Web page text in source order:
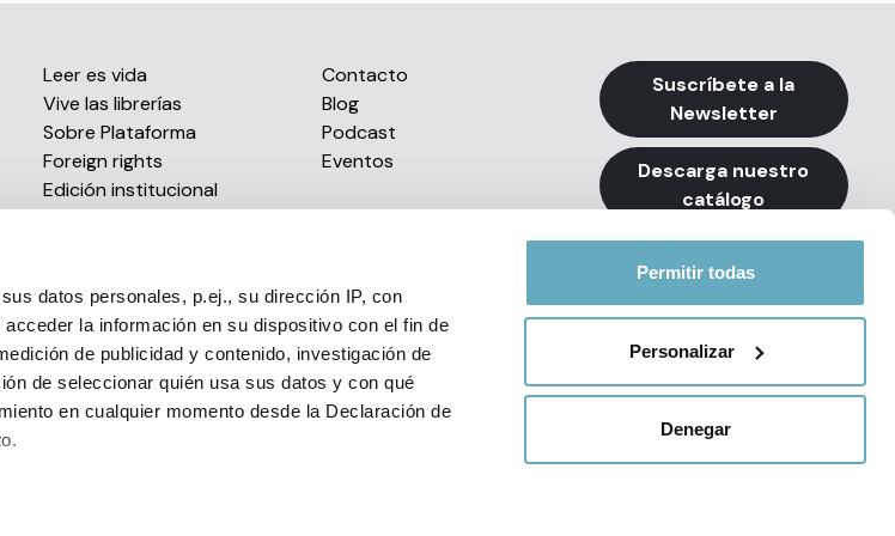
datos personales, p.ej., su dirección IP, con
la información en su dispositivo con el fin de
de publicidad y contenido, investigación de
de seleccionar quién usa sus datos y con qué
en cualquier momento desde la Declaración de
Permitir todas
Personalizar
Denegar
Leer es vida
Vive las librerías
Sobre Plataforma
Foreign rights
Edición institucional
Envío de manuscritos
Premios literarios
Contacto
Blog
Podcast
Eventos
Suscríbete a la
Newsletter
Descarga nuestro
catálogo
Condiciones generales Política de Privacidad de Redes Sociales
entlo. 1ª - 08021 Barcelona (Spain)